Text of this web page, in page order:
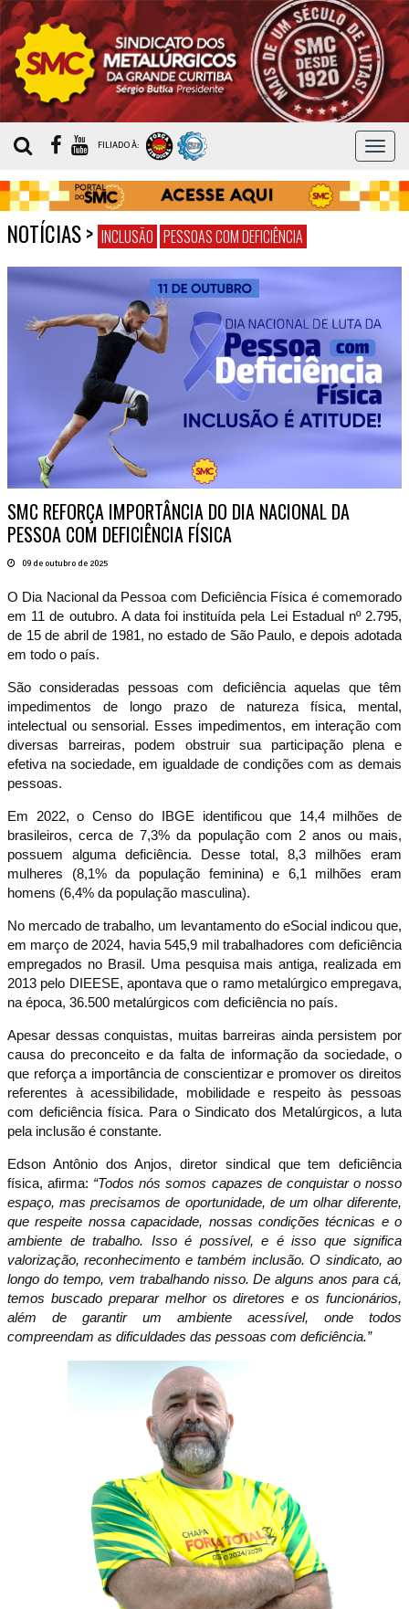
MENU
FILIADO À:
NOTÍCIAS> INCLUSÃO PESSOAS COM DEFICIÊNCIA
SMC REFORÇA IMPORTÂNCIA DO DIA NACIONAL DA
PESSOA COM DEFICIÊNCIA FÍSICA
09 de outubro de 2025
O Dia Nacional da Pessoa com Deficiência Física é comemorado
em 11 de outubro. A data foi instituída pela Lei Estadual nº 2.795,
de 15 de abril de 1981, no estado de São Paulo, e depois adotada
em todo o país.
São consideradas pessoas com deficiência aquelas que têm
impedimentos de longo prazo de natureza física, mental,
intelectual ou sensorial. Esses impedimentos, em interação com
diversas barreiras, podem obstruir sua participação plena e
efetiva na sociedade, em igualdade de condições com as demais
pessoas.
Em 2022, o Censo do IBGE identificou que 14,4 milhões de
brasileiros, cerca de 7,3% da população com 2 anos ou mais,
possuem alguma deficiência. Desse total, 8,3 milhões eram
mulheres (8,1% da população feminina) e 6,1 milhões eram
homens (6,4% da população masculina).
No mercado de trabalho, um levantamento do eSocial indicou que,
em março de 2024, havia 545,9 mil trabalhadores com deficiência
empregados no Brasil. Uma pesquisa mais antiga, realizada em
2013 pelo DIEESE, apontava que o ramo metalúrgico empregava,
na época, 36.500 metalúrgicos com deficiência no país.
Apesar dessas conquistas, muitas barreiras ainda persistem por
causa do preconceito e da falta de informação da sociedade, o
que reforça a importância de conscientizar e promover os direitos
referentes à acessibilidade, mobilidade e respeito às pessoas
com deficiência física. Para o Sindicato dos Metalúrgicos, a luta
pela inclusão é constante.
Edson Antônio dos Anjos, diretor sindical que tem deficiência
física, afirma: “Todos nós somos capazes de conquistar o nosso
espaço, mas precisamos de oportunidade, de um olhar diferente,
que respeite nossa capacidade, nossas condições técnicas e o
ambiente de trabalho. Isso é possível, e é isso que significa
valorização, reconhecimento e também inclusão. O sindicato, ao
longo do tempo, vem trabalhando nisso. De alguns anos para cá,
temos buscado preparar melhor os diretores e os funcionários,
além de garantir um ambiente acessível, onde todos
compreendam as dificuldades das pessoas com deficiência.”